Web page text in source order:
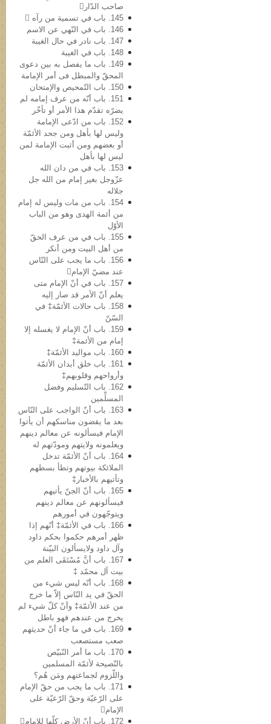
صاحب الدّار
145. باب في تسمیة من رآه 
146. باب في النّهي عن الاسم
147. باب نادر في حال الغیبة
148. باب في الغیبة
149. باب ما یفصل به بین دعوی
المحقّ والمبطل فی أمر الإمامة
150. باب التّمحیص والإمتحان
151. باب أنّه من عرف إمامه لم
یضرّه تقدّم هذا الأمر أو تأخّر
152. باب من ادّعی الإمامة
ولیس لها بأهل ومن جحد الأئمّة
أو بعضهم ومن أثبت الإمامة لمن
لیس لها بأهل
153. باب في من دان الله
عزّوجل بغیر إمام من الله جل
جلاله
154. باب من مات ولیس له إمام
من أئمة الهدی وهو من الباب
الأوّل
155. باب في من عرف الحقّ
من أهل البیت ومن أنکر
156. باب ما یجب على النّاس
عند مضيّ الإمام
157. باب في أنّ الإمام متی
یعلم أنّ الأمر قد صار إلیه
158. باب حالات الأئمّة‡ في
السّنّ
159. باب أنّ الإمام لا یغسله إلا
إمام من الأئمة‡
160. باب موالید الأئمّة‡
161. باب خلق أبدان الأئمّة
وأرواحهم وقلوبهم‡
162. باب التّسلیم وفضل
المسلِّمین
163. باب أنّ الواجب علی النّاس
بعد ما یقضون مناسکهم أن یأتوا
الإمام فیسألونه عن معالم دینهم
ویعلمونه ولایتهم ومودّتهم له
164. باب أنّ الأئمّة تدخل
الملائکة بیوتهم وتطأ بسطهم
وتأتیهم بالأخبار‡
165. باب أنّ الجنّ یأتیهم
فیسألونهم عن معالم دینهم
ویتوجّهون في أمورهم
166. باب في الأئمّة‡ أنّهم إذا
ظهر أمرهم حکموا بحکم داود
وآل داود ولایسألون البیّنة
167. باب أنَّ مُسْتَقَی العلم من
بیت آل محمّد ‡
168. باب أنّه لیس شيء من
الحقّ في ید النّاس إلاّ ما خرج
من عند الأئمّة‡ وأنّ کلّ شيء لم
یخرج من عندهم فهو باطل
169. باب في ما جاء أنّ حدیثهم
صعب مستصعب
170. باب ما أمر النّبيّص
بالنّصیحة لأئمّة المسلمین
واللّزوم لجماعتهم ومَن هُم؟
171. باب ما یجب من حقّ الإمام
علی الرّعیّة وحقّ الرّعیّة علی
الإمام
172. باب أنّ الأرض کلّها لِلإمام